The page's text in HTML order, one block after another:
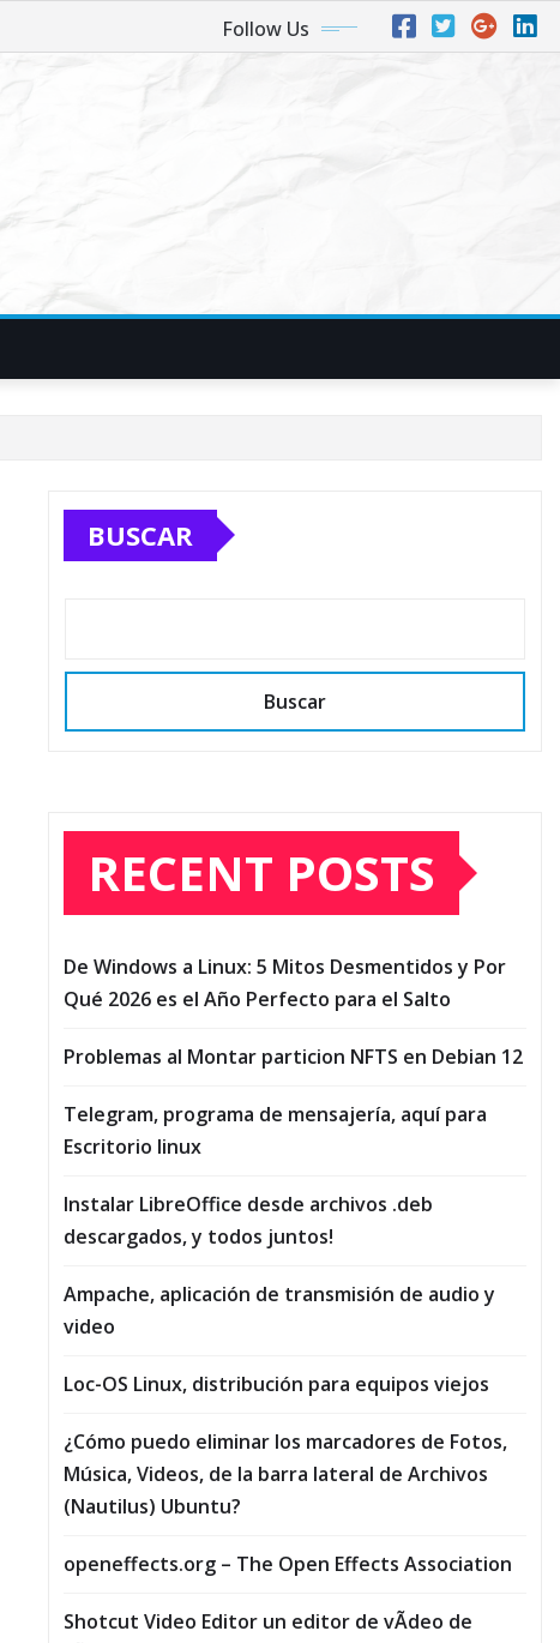
Follow Us
BUSCAR
Buscar
RECENT POSTS
De Windows a Linux: 5 Mitos Desmentidos y Por
Qué 2026 es el Año Perfecto para el Salto
Problemas al Montar particion NFTS en Debian 12
Telegram, programa de mensajería, aquí para
Escritorio linux
Instalar LibreOffice desde archivos .deb
descargados, y todos juntos!
Ampache, aplicación de transmisión de audio y
video
Loc-OS Linux, distribución para equipos viejos
¿Cómo puedo eliminar los marcadores de Fotos,
Música, Vi­deos, de la barra lateral de Archivos
(Nautilus) Ubuntu?
openeffects.org – The Open Effects Association
Shotcut Video Editor un editor de vÃ­deo de